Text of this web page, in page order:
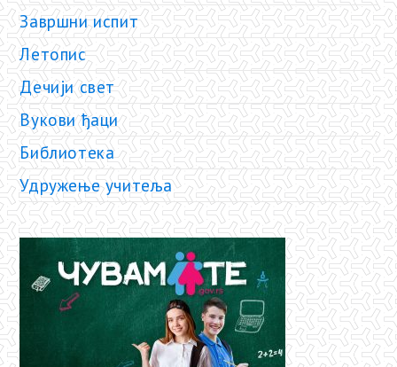
Завршни испит
Летопис
Дечији свет
Вукови ђаци
Библиотека
Удружење учитеља